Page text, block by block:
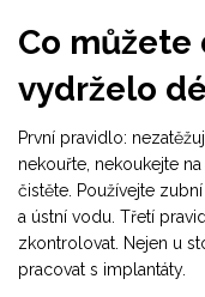
Co můžete
vydrželo
První pravidlo:
nekouřte, nekoukejte
čistěte. Používejte
a ústní vodu. Třetí
zkontrolovat. Nejen u
pracovat s implantáty.